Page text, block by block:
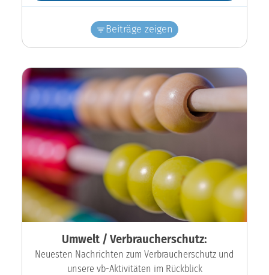
Beiträge zeigen
Umwelt / Verbraucherschutz:
Neuesten Nachrichten zum Verbraucherschutz und
unsere vb-Aktivitäten im Rückblick